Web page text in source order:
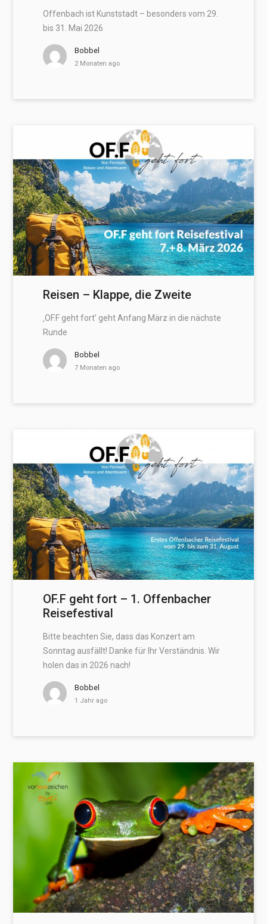
Offenbach ist Kunststadt – besonders vom 29.
bis 31. Mai 2026
Bobbel
2 Monaten ago
Reisen – Klappe, die Zweite
‚OF.F geht fort’ geht Anfang März in die nächste
Runde
Bobbel
7 Monaten ago
OF.F geht fort – 1. Offenbacher
Reisefestival
Bitte beachten Sie, dass das Konzert am
Sonntag ausfällt! Danke für Ihr Verständnis. Wir
holen das in 2026 nach!
Bobbel
1 Jahr ago